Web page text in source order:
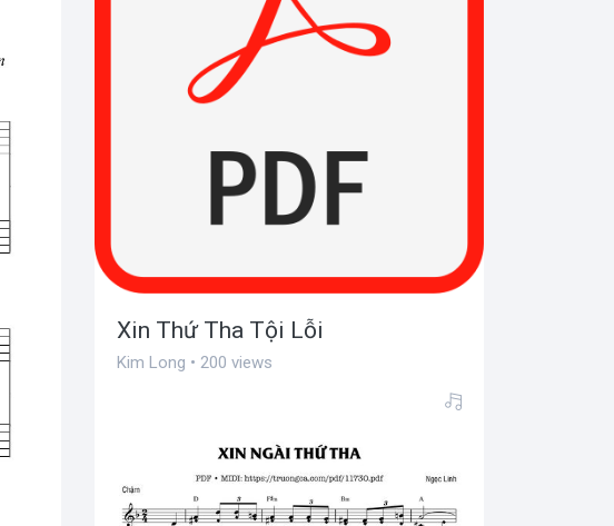
Xin Thứ Tha Tội Lỗi
Kim Long • 200 views